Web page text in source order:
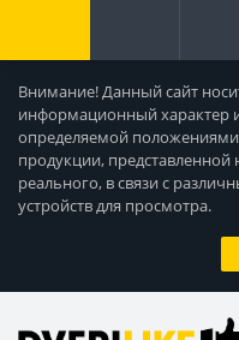
Внимание! Данный сайт
информационный характер
определяемой положениями
продукции, представленной
реального, в связи с
устройств для просмотра.